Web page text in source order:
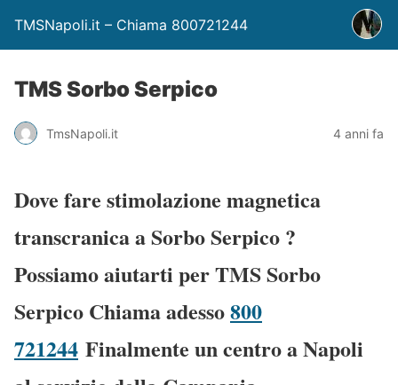
TMSNapoli.it – Chiama 800721244
TMS Sorbo Serpico
TmsNapoli.it 4 anni fa
Dove fare stimolazione magnetica
transcranica a Sorbo Serpico ?
Possiamo aiutarti per TMS Sorbo
Serpico Chiama adesso800
721244 Finalmente un centro a Napoli